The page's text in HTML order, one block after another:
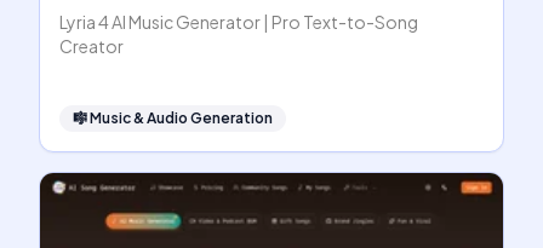
Lyria 4 AI Music Generator | Pro Text-to-Song
Creator
🎼Music & Audio Generation